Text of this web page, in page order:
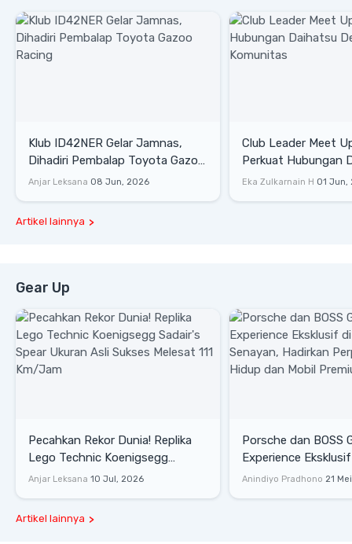
Klub ID42NER Gelar Jamnas,
Dihadiri Pembalap Toyota Gazoo
Racing
Anjar Leksana 08 Jun, 2026
Club Leader Meet
Perkuat Hubungan
Dengan Komunitas
Eka Zulkarnain H 01 Jun,
Artikel lainnya
Gear Up
Pecahkan Rekor Dunia! Replika
Lego Technic Koenigsegg
Sadair's Spear Ukuran Asli Sukses
Anjar Leksana 10 Jul, 2026
Porsche dan BOSS
Experience
Senayan, Hadirkan
Anindiyo Pradhono 21
Artikel lainnya